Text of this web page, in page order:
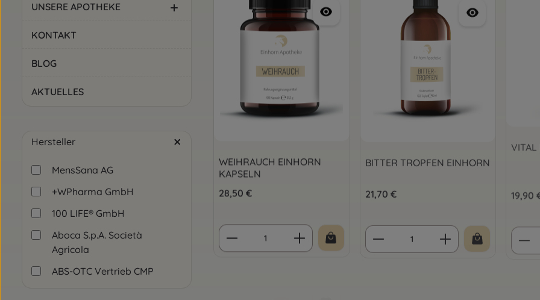
UNSERE APOTHEKE
KONTAKT
BLOG
AKTUELLES
Hersteller
MensSana AG
+WPharma GmbH
100 LIFE® GmbH
Aboca S.p.A. Società
Agricola
ABS-OTC Vertrieb CMP
WEIHRAUCH EINHORN
KAPSELN
Regulärer Preis:
28,50 €
Produkt Anzahl: Gib den gewünschten Wert
BITTER TROPFEN EINHORN
Regulärer Preis:
21,70 €
Produkt Anzahl: Gib den
19,90